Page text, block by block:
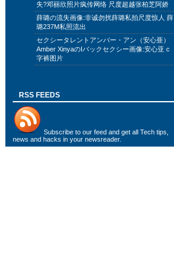
失?邓丽欣照片疯传网络 尺度超越张柏芝阿娇
薛璐の流失画像:非诚勿扰薛璐私拍尺度惊人 薛
璐237M私照流出
セクシータレントアンバー・アン（安心亜）
Amber XinyaのIバックセクシー画像:安心亚 c
字裤图片
RSS FEEDS
Subscribe to our feed and get all Tech tips,
news and hacks in your newsreader.